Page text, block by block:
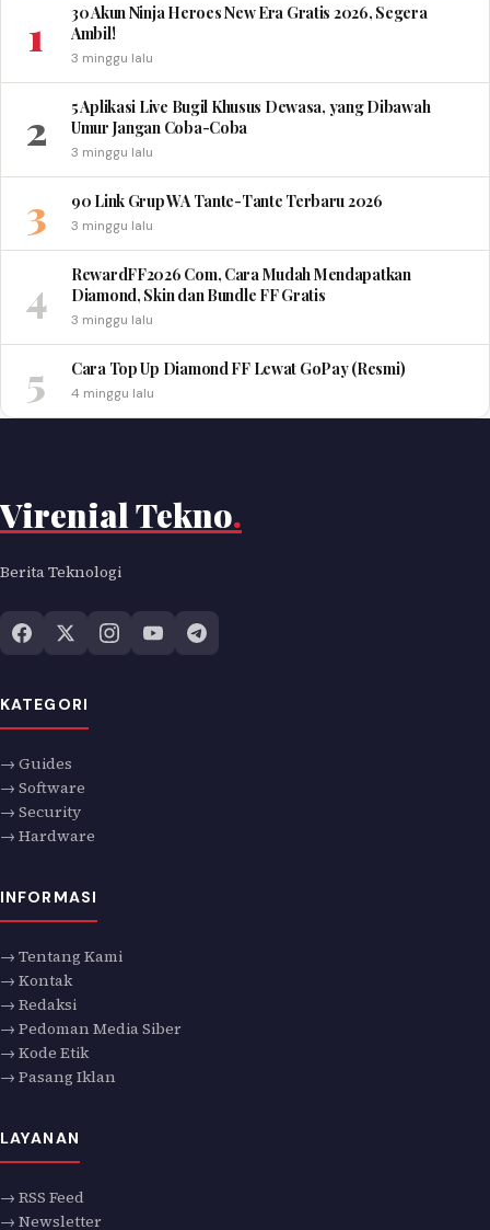
1
30 Akun Ninja Heroes New Era Gratis 2026, Segera
Ambil!
3 minggu lalu
2
5 Aplikasi Live Bugil Khusus Dewasa, yang Dibawah
Umur Jangan Coba-Coba
3 minggu lalu
3 90 Link Grup WA Tante-Tante Terbaru 2026
3 minggu lalu
4
RewardFF2026 Com, Cara Mudah Mendapatkan
Diamond, Skin dan Bundle FF Gratis
3 minggu lalu
5 Cara Top Up Diamond FF Lewat GoPay (Resmi)
4 minggu lalu
Virenial Tekno.
Berita Teknologi
KATEGORI
→ Guides
→ Software
→ Security
→ Hardware
INFORMASI
→ Tentang Kami
→ Kontak
→ Redaksi
→ Pedoman Media Siber
→ Kode Etik
→ Pasang Iklan
LAYANAN
→ RSS Feed
→ Newsletter